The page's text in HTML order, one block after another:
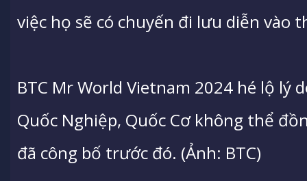
việc họ sẽ có chuyến đi lưu diễn
BTC Mr World Vietnam 2024 hé lộ lý
Quốc Nghiệp, Quốc Cơ không thể
đã công bố trước đó. (Ảnh: BTC)